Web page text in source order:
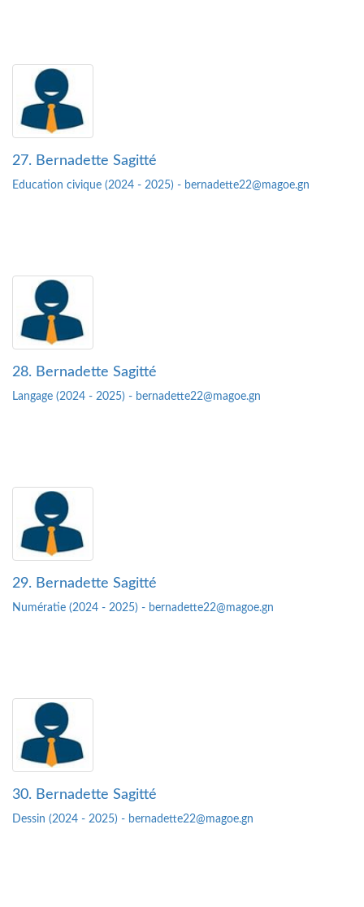
27. Bernadette Sagitté
Education civique (2024 - 2025) - bernadette22@magoe.gn
28. Bernadette Sagitté
Langage (2024 - 2025) - bernadette22@magoe.gn
29. Bernadette Sagitté
Numératie (2024 - 2025) - bernadette22@magoe.gn
30. Bernadette Sagitté
Dessin (2024 - 2025) - bernadette22@magoe.gn